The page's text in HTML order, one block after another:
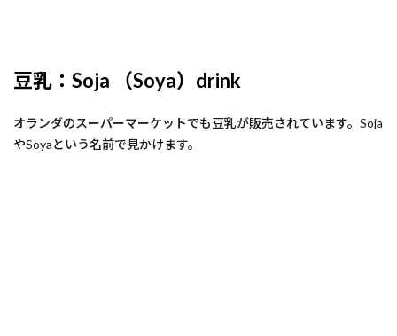
豆乳：Soja （Soya）drink
オランダのスーパーマーケットでも豆乳が販売されています。Soja
やSoyaという名前で見かけます。